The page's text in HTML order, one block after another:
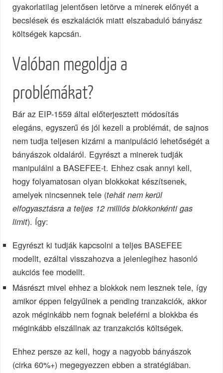
gyakorlatilag jelentősen letörve a minerek előnyét a
becslések és eszkalációk miatt elszabaduló bányász
költségek kapcsán.
Valóban megoldja a
problémákat?
Bár az EIP-1559 által előterjesztett módosítás
elegáns, egyszerű és jól kezeli a problémát, de sajnos
nem tudja teljesen kizárni a manipuláció lehetőségét a
bányászok oldaláról. Egyrészt a minerek tudják
manipulálni a BASEFEE-t. Ehhez csak annyi kell,
hogy folyamatosan olyan blokkokat készítsenek,
amelyek nincsennek tele (tehát nem kerül
elfogyasztásra a teljes 12 milliós blokkonkénti gas
limit). Így:
Egyrészt ki tudják kapcsolni a teljes BASEFEE
modellt, ezáltal visszahozva a jelenlegihez hasonló
aukciós fee modellt.
Másrészt mivel ehhez a blokkok nem lesznek tele, így
amikor éppen felgyűlnek a pending tranzakciók, akkor
azok méginkább nem fognak beleférni a blokkba és
méginkább elszállnak az tranzakciós költségek.
Ehhez persze az kell, hogy a nagyobb bányászok
(cirka 60%+) megegyezzen ebben a stratégiában.